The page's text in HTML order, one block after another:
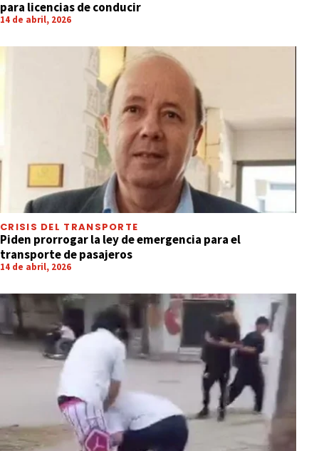
para licencias de conducir
14 de abril, 2026
CRISIS DEL TRANSPORTE
Piden prorrogar la ley de emergencia para el
transporte de pasajeros
14 de abril, 2026